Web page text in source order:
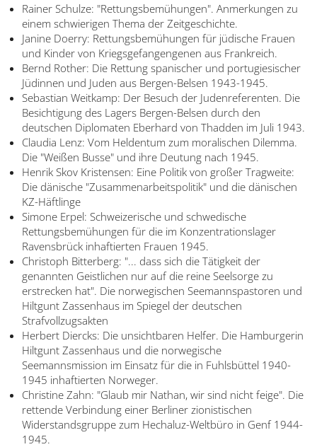
English
Français
Dansk
Español
Italiano
Nederlands
Polski
Português
Türkçe
Yкраїнський
Русский
עברית
العربية
日
本
語
Rainer Schulze: "Rettungsbemühungen". Anmerkungen zu
einem schwierigen Thema der Zeitgeschichte.
Janine Doerry: Rettungsbemühungen für jüdische Frauen
und Kinder von Kriegsgefangengenen aus Frankreich.
Bernd Rother: Die Rettung spanischer und portugiesischer
Jüdinnen und Juden aus Bergen-Belsen 1943-1945.
Sebastian Weitkamp: Der Besuch der Judenreferenten. Die
Besichtigung des Lagers Bergen-Belsen durch den
deutschen Diplomaten Eberhard von Thadden im Juli 1943.
Claudia Lenz: Vom Heldentum zum moralischen Dilemma.
Die "Weißen Busse" und ihre Deutung nach 1945.
Henrik Skov Kristensen: Eine Politik von großer Tragweite:
Die dänische "Zusammenarbeitspolitik" und die dänischen
KZ-Häftlinge
Simone Erpel: Schweizerische und schwedische
Rettungsbemühungen für die im Konzentrationslager
Ravensbrück inhaftierten Frauen 1945.
Christoph Bitterberg: "... dass sich die Tätigkeit der
genannten Geistlichen nur auf die reine Seelsorge zu
erstrecken hat". Die norwegischen Seemannspastoren und
Hiltgunt Zassenhaus im Spiegel der deutschen
Strafvollzugsakten
Herbert Diercks: Die unsichtbaren Helfer. Die Hamburgerin
Hiltgunt Zassenhaus und die norwegische
Seemannsmission im Einsatz für die in Fuhlsbüttel 1940-
1945 inhaftierten Norweger.
Christine Zahn: "Glaub mir Nathan, wir sind nicht feige". Die
rettende Verbindung einer Berliner zionistischen
Widerstandsgruppe zum Hechaluz-Weltbüro in Genf 1944-
1945.